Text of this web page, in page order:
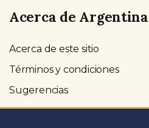
Acerca de
Acerca de este sitio
Términos y condiciones
Sugerencias